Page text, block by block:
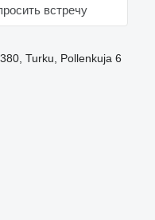
встречу
Turku, Pollenkuja 6